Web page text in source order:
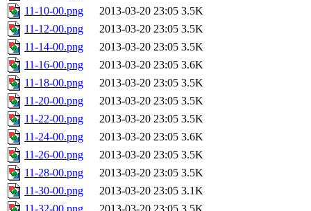
11-10-00.png
2013-03-20 23:05 3.5K
11-12-00.png
2013-03-20 23:05 3.5K
11-14-00.png
2013-03-20 23:05 3.5K
11-16-00.png
2013-03-20 23:05 3.6K
11-18-00.png
2013-03-20 23:05 3.5K
11-20-00.png
2013-03-20 23:05 3.5K
11-22-00.png
2013-03-20 23:05 3.5K
11-24-00.png
2013-03-20 23:05 3.6K
11-26-00.png
2013-03-20 23:05 3.5K
11-28-00.png
2013-03-20 23:05 3.5K
11-30-00.png
2013-03-20 23:05 3.1K